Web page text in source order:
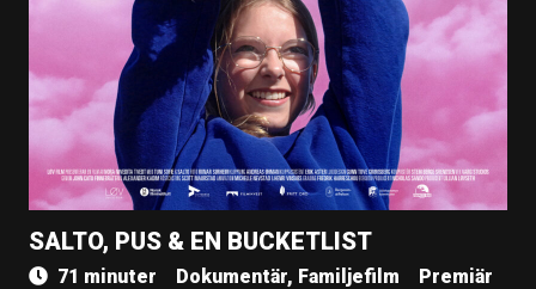
SALTO, PUS & EN BUCKETLIST
71 minuter Dokumentär, Familjefilm
Premiär